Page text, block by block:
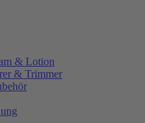
& Lotion
& Trimmer